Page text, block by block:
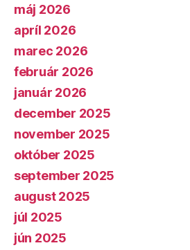
máj 2026
apríl 2026
marec 2026
február 2026
január 2026
december 2025
november 2025
október 2025
september 2025
august 2025
júl 2025
jún 2025